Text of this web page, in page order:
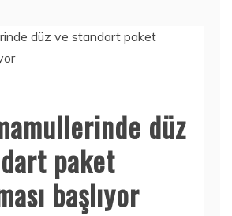
düz
paket
başlıyor